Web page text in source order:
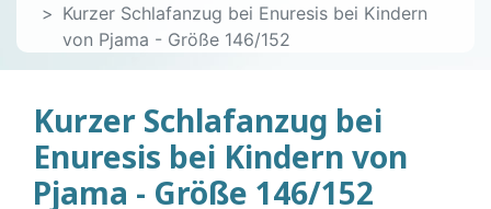
Kurzer Schlafanzug bei Enuresis bei Kindern
von Pjama - Größe 146/152
Kurzer Schlafanzug bei
Enuresis bei Kindern von
Pjama - Größe 146/152